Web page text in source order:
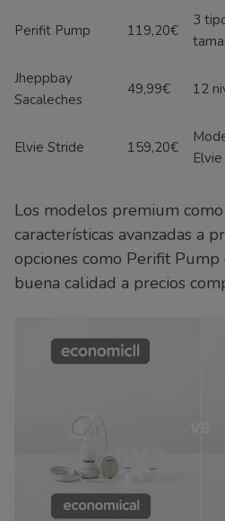
Perifit Pump 119,20€
3
Jheppbay
Sacaleches
49,99€ 12
Elvie Stride 159,20€
Elvie
Los modelos premium
características avanzadas a
opciones como Perifit Pump
buena calidad a precios